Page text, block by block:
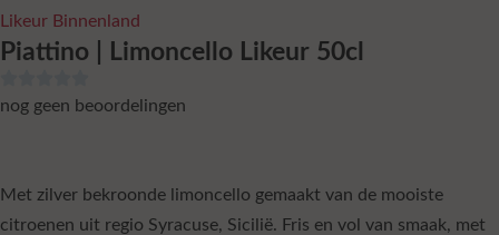
Likeur Binnenland
Piattino | Limoncello Likeur 50cl
nog geen beoordelingen
Met zilver bekroonde limoncello gemaakt van de mooiste
citroenen uit regio Syracuse, Sicilië. Fris en vol van smaak, met